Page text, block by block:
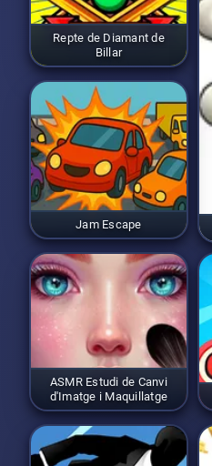
Repte de Diamant de
Billar
Jam Escape
ASMR Estudi de Canvi
d'Imatge i Maquillatge